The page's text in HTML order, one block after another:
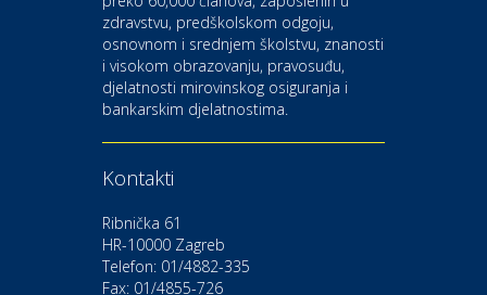
Auto-moto i tehnika
CIAK Auto d.o.o.
Kultura i edukacija
Kazalište Gavella
Moda i ljepota
Gastro
Hotel Bunčić Vrbovec
zdravstvu, predškolskom odgoju,
osnovnom i srednjem školstvu, znanosti
i visokom obrazovanju, pravosuđu,
djelatnosti mirovinskog osiguranja i
bankarskim djelatnostima.
Kontakti
Ribnička 61
HR-10000 Zagreb
Telefon: 01/4882-335
Fax: 01/4855-726